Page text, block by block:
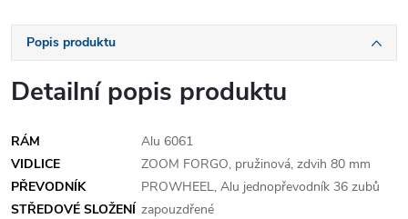
Popis produktu
Detailní popis produktu
RÁM
Alu 6061
VIDLICE
ZOOM FORGO, pružinová, zdvih 80 mm
PŘEVODNÍK
PROWHEEL, Alu jednopřevodník 36 zubů
STŘEDOVÉ SLOŽENÍ zapouzdřené